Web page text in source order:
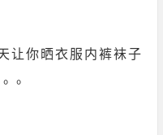
让你晒衣服内裤袜子
。